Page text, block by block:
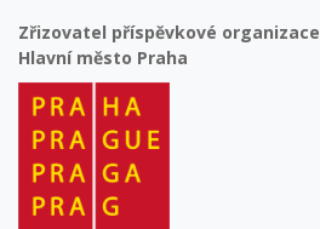
Zřizovatel příspěvkové organizace
Hlavní město Praha